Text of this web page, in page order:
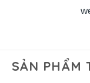
SẢN PHẨM